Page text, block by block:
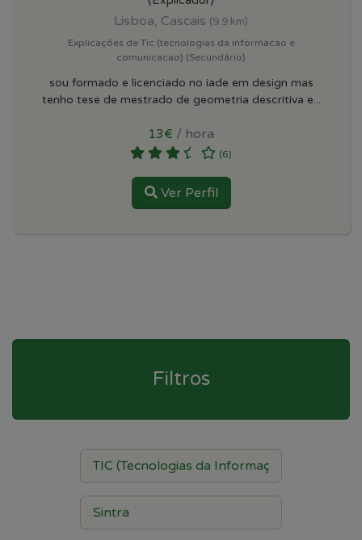
Lisboa, Cascais (9.9 km)
Explicações de Tic (tecnologias da informacao e
comunicacao) (Secundário)
sou formado e licenciado no iade em design mas
tenho tese de mestrado de geometria descritiva e...
13€ / hora
(6)
Ver Perfil
Filtros